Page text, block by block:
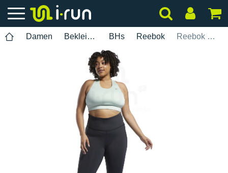
Damen Bekleidung BHs Reebok Reebok Re Bra In